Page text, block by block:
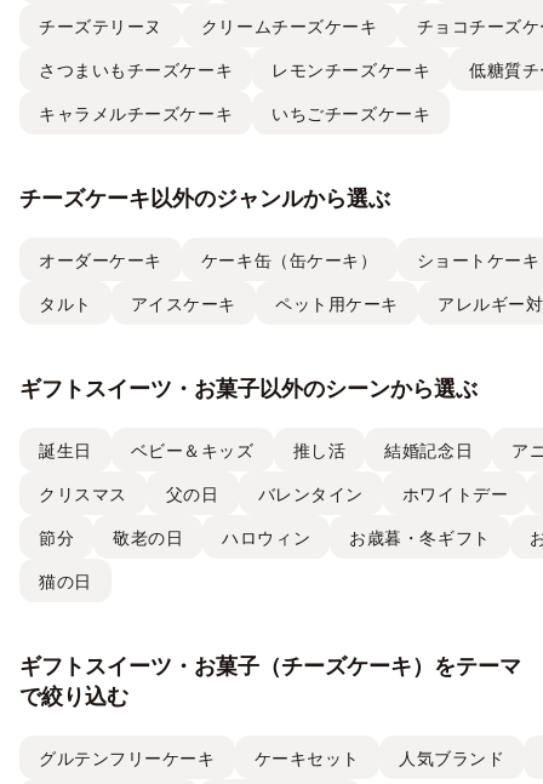
チーズテリーヌ クリームチーズケーキ チョコチーズ
さつまいもチーズケーキ レモンチーズケーキ 低糖質
キャラメルチーズケーキ いちごチーズケーキ
チーズケーキ以外のジャンルから選ぶ
オーダーケーキ ケーキ缶（缶ケーキ） ショートケー
タルト アイスケーキ ペット用ケーキ アレルギー
ギフトスイーツ・お菓子以外のシーンから選ぶ
誕生日 ベビー＆キッズ 推し活 結婚記念日 ア
クリスマス 父の日 バレンタイン ホワイトデー
節分 敬老の日 ハロウィン お歳暮・冬ギフト
猫の日
ギフトスイーツ・お菓子（チーズケーキ）をテーマ
で絞り込む
グルテンフリーケーキ ケーキセット 人気ブランド